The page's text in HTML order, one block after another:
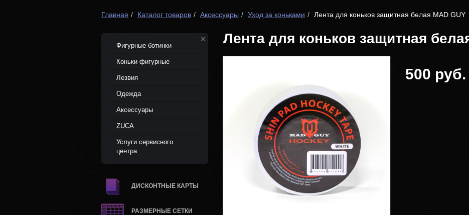
Главная Каталог товаров Аксессуары Уход за коньками Лента для коньков защитная белая MAD GUY
Фигурные ботинки
Коньки фигурные
Лезвия
Одежда
Аксессуары
ZUCA
Услуги сервисного
центра
ДИСКОНТНЫЕ КАРТЫ
РАЗМЕРНЫЕ СЕТКИ
Лента для коньков защитная
500 руб.